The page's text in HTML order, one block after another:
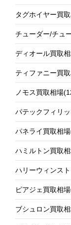
タグホイヤー買
チューダー/チュ
ディオール買取
ティファニー買
ノモス買取相場
パテックフィリ
パネライ買取相場
ハミルトン買取
ハリーウィンス
ピアジェ買取相場
ブシュロン買取